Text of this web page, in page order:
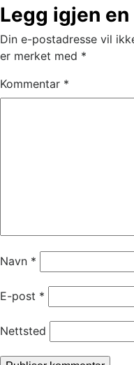
Legg igjen
Din e-postadresse vil
er merket med *
Kommentar *
Navn *
E-post *
Nettsted